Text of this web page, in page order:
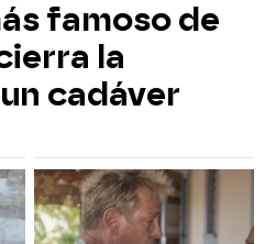
famoso de
la
cadáver